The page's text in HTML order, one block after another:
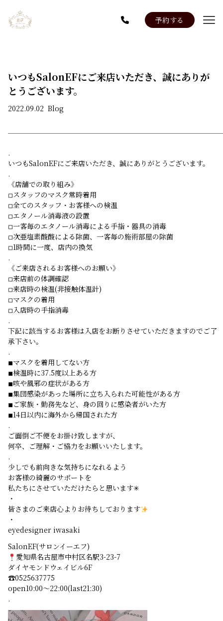
予約する
Menu
系列店：Salon EF 池袋店
いつもSalonEFにご来店いただき、誠にありが
とうございます。
2022.09.02 Blog
.
いつもSalonEFにご来店いただき、誠にありがとうございます。
.
《店舗での取り組み》
◽︎スタッフのマスク常時着用
◽︎全てのスタッフ・お客様への検温
◽︎エタノール消毒液の設置
◽︎一客毎のエタノール消毒による手指・器具の消毒
◽︎次亜塩素酸酸による除菌、一客毎の施術部屋の除菌
◽︎1時間に一度、店内の換気
.
《ご来店されるお客様へのお願い》
◽︎来店前の体調確認
◽︎来店時の検温(非接触体温計)
◽︎マスクの着用
◽︎入店時の手指消毒
.
下記に該当するお客様は入店をお断りさせていただきますのでご了
承下さい。
.
◾︎マスクを着用してない方
◾︎検温時に37.5度以上ある方
◾︎咳や風邪の症状がある方
◾︎集団感染があった場所に立ち入られた可能性がある方
◾︎ご家族・勤務先など、身の回りに感染者がいた方
◾︎14日以内に海外から帰国された方
.
ご面倒ご不便をお掛け致しますが、
何卒、ご理解・ご協力をお願いいたします。
.
少しでも前向きな気持ちになれるよう
お客様の綺麗のサポートを
私たちにさせていただけたらと思います✳︎
・
皆さまのご来店心よりお待ちしております
・
eyedesigner iwasaki
SalonEF(サロンイーエフ)
愛知県名古屋市中村区名駅3-23-7
ダイヤモンドウェイビル6F
☎︎0525637775
open10:00〜22:00(last21:30)
.